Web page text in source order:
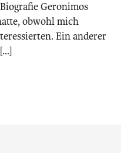
Geronimos
obwohl mich
Ein anderer